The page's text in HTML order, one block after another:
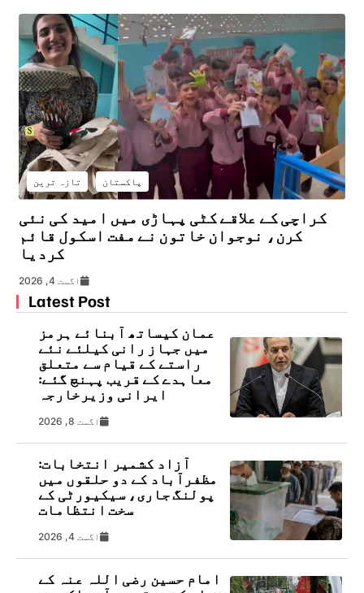
پاکستان تازہ ترین
کراچی کے علاقے کٹی پہاڑی میں امید کی نئی
کرن، نوجوان خاتون نے مفت اسکول قائم
کردیا
اگست 4, 2026
Latest Post
عمان کیساتھ آبنائے ہرمز
میں جہاز رانی کیلئے نئے
راستے کے قیام سے متعلق
معاہدے کے قریب پہنچ گئے:
ایرانی وزیرخارجہ
اگست 8, 2026
آزاد کشمیر انتخابات:
مظفرآباد کے دو حلقوں میں
پولنگ جاری، سیکیورٹی کے
سخت انتظامات
اگست 4, 2026
امام حسین رضی اللہ عنہ کے